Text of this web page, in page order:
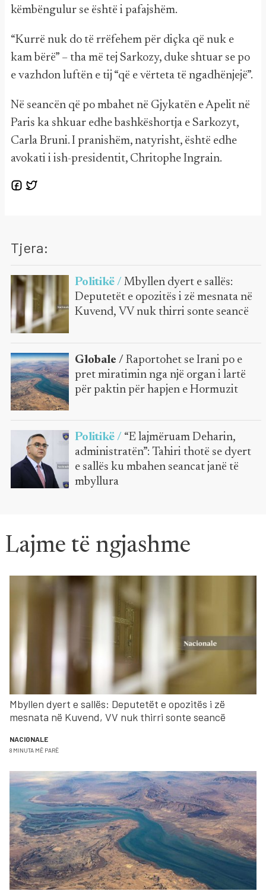
këmbëngulur se është i pafajshëm.
“Kurrë nuk do të rrëfehem për diçka që nuk e
kam bërë” – tha më tej Sarkozy, duke shtuar se po
e vazhdon luftën e tij “që e vërteta të ngadhënjejë”.
Në seancën që po mbahet në Gjykatën e Apelit në
Paris ka shkuar edhe bashkëshortja e Sarkozyt,
Carla Bruni. I pranishëm, natyrisht, është edhe
avokati i ish-presidentit, Chritophe Ingrain.
Tjera:
Politikë / Mbyllen dyert e sallës:
Deputetët e opozitës i zë mesnata në
Kuvend, VV nuk thirri sonte seancë
Globale / Raportohet se Irani po e
pret miratimin nga një organ i lartë
për paktin për hapjen e Hormuzit
Politikë / “E lajmëruam Deharin,
administratën”: Tahiri thotë se dyert
e sallës ku mbahen seancat janë të
mbyllura
Lajme të ngjashme
Mbyllen dyert e sallës: Deputetët e opozitës i zë
mesnata në Kuvend, VV nuk thirri sonte seancë
NACIONALE
8 MINUTA MË PARË